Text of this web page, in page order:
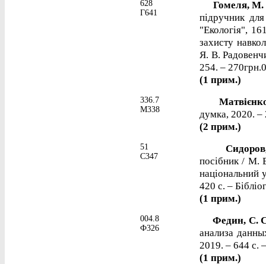
628
Г641
Гомеля,
підручник
"Екологія",
захисту
Я. В.
254. –
(1 прим.)
336.7
М338
думка, 2020. –
(2 прим.)
51
С347
посібник / М.
національний
420 с. –
(1 прим.)
004.8
Ф326
Федин, С.
анализа
2019. – 644 с.
(1 прим.)